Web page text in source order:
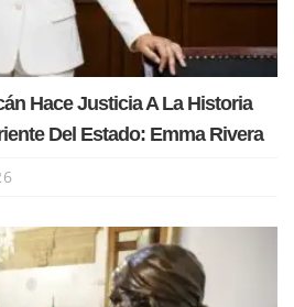
Hace Justicia A La Historia
Del Estado: Emma Rivera